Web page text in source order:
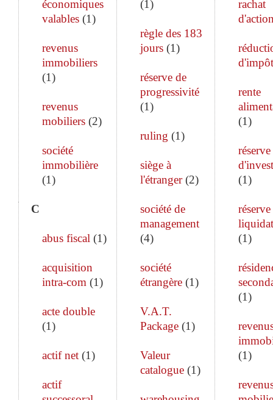
économiques
valables (1)
revenus
immobiliers
(1)
revenus
mobiliers (2)
société
immobilière
(1)
C
abus fiscal (1)
acquisition
intra-com (1)
acte double
(1)
actif net (1)
actif
(1 )
règle des 183
jours(1)
réserve de
progressivité
(1)
ruling (1)
siège à
l'étranger(2)
société de
management
(4)
société
étrangère(1)
V.A.T.
Package(1)
Valeur
catalogue(1)
rachat
d'impôt
rente
(1)
réserve
(1)
(1)
(1)
(1)